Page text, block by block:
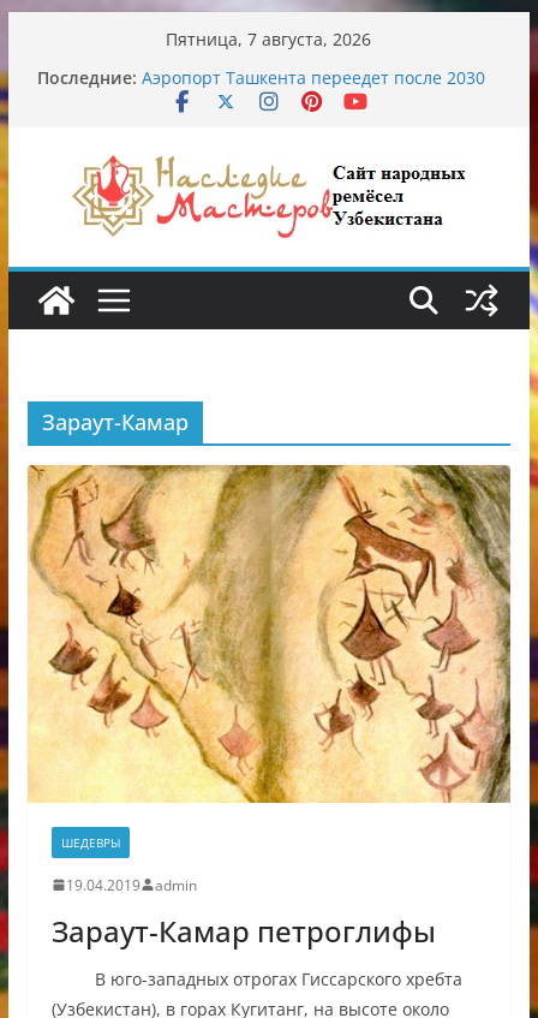
содержимому
Пятница, 7 августа, 2026
Последние: Аэропорт Ташкента переедет после 2030
года
Обрушение на одном из ключевых
перекрёстков Ташкента: перекрыт
путепровод на Буюк Ипак Йули
Узбекские традиционные узоры:
символика и происхождение
Зараут-Камар
ШЕДЕВРЫ
19.04.2019 admin
Зараут-Камар петроглифы
В юго-западных отрогах Гиссарского хребта
(Узбекистан), в горах Кугитанг, на высоте около